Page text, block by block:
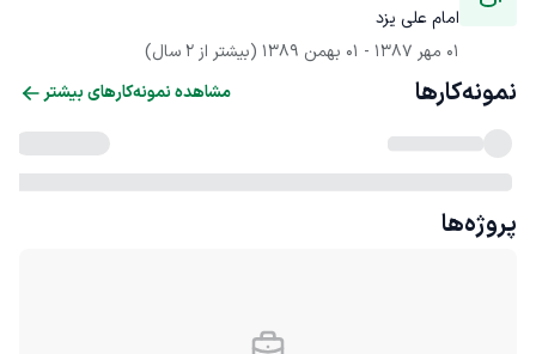
امام علی یزد
01 مهر 1387
- 01 بهمن 1389 (بیشتر از 2 سال)
نمونه‌کارها مشاهده نمونه‌کارهای بیشتر
پروژه‌ها